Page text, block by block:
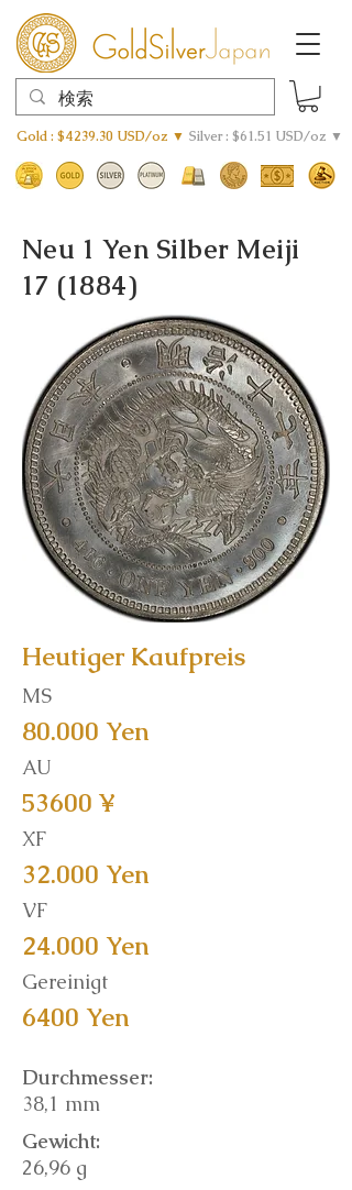
Gold : $4239.30 USD/oz ▼ Silver : $61.51 USD/oz ▼
Neu 1 Yen Silber Meiji
17 (1884)
Heutiger Kaufpreis
MS
80.000 Yen
AU
53600 ¥
XF
32.000 Yen
VF
24.000 Yen
Gereinigt
6400 Yen
Durchmesser:
38,1 mm
Gewicht:
26,96 g